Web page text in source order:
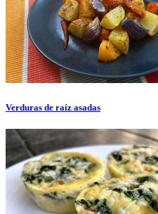
Verduras de raíz asadas